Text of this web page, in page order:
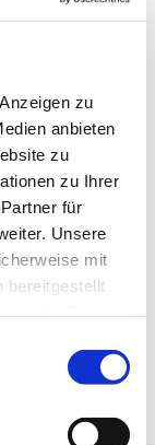
zu
anbieten
zu
zu Ihrer
für
Unsere
mit
bereitgestellt